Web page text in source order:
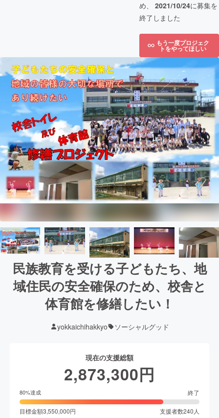
め、 2021/10/24に募集を
終了しました
もう一度プロジェク
トをやってほしい
民族教育を受ける子どもたち、地
域住民の安全確保のため、校舎と
体育館を修繕したい！
yokkaichihakkyo ソーシャルグッド
現在の支援総額
2,873,300円
80%達成 終了
目標金額3,550,000円 支援者数240 人